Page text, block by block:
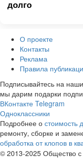
долго
О проекте
Контакты
Реклама
Правила
Подписывайтесь на
мы дарим подарки
ВКонтакте Telegram
Одноклассники
Подробнее о стоимость
ремонту, сборке и
обработка от клопов в
© 2013-2025 Общество с